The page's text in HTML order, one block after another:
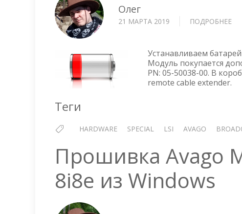
Олег
21 МАРТА 2019 ПОДРОБНЕЕ
Устанавливаем
Модуль покупается
PN: 05-50038-00. В
remote cable extender.
Теги
HARDWARE SPECIAL LSI AVAGO
Прошивка Avago
8i8e из Windows